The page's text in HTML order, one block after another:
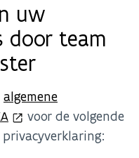
uw
door team
algemene
voor de volgende